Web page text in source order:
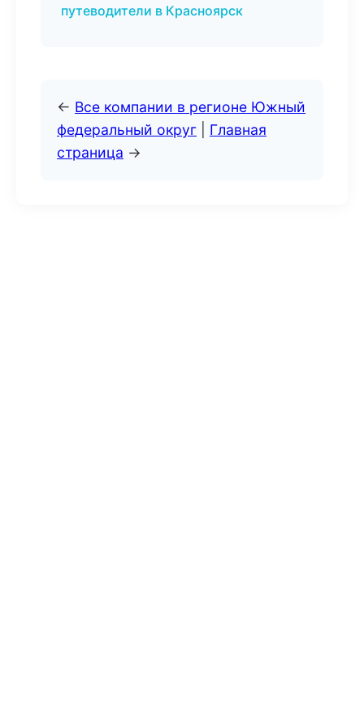
путеводители в Красноярск
← Все компании в регионе Южный
федеральный округ
Главная
страница →